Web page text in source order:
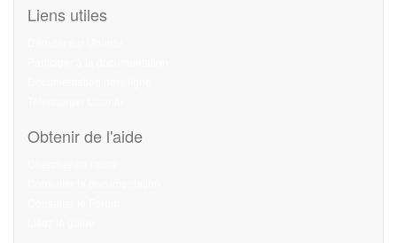
Liens utiles
Obtenir de l'aide